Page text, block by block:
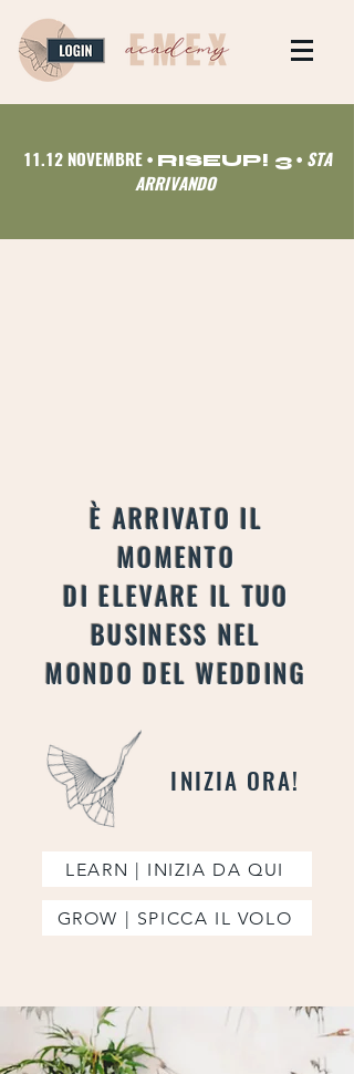
11.12 NOVEMBRE • RISEUP! 3• STA
ARRIVANDO
PROMO GENERALE LUNGO
EMEX ACADEMY ELISA
MOCCI.mp4
È ARRIVATO IL
MOMENTO
DIELEVARE IL TUO
BUSINESS NEL
MONDO DEL WEDDING
INIZIA ORA!
LEARN | INIZIA DA QUI
GROW | SPICCA IL VOLO